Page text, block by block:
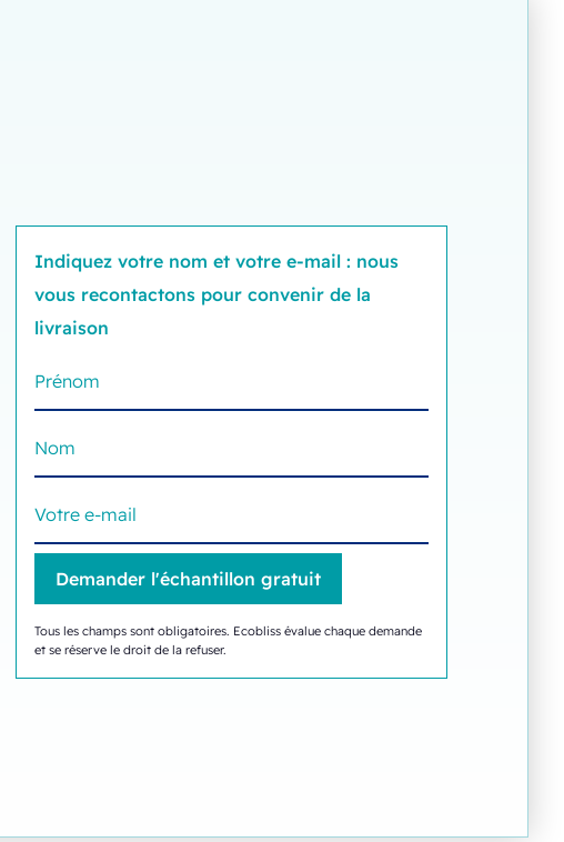
Indiquez votre nom et votre e-mail : nous
vous recontactons pour convenir de la
livraison
Tous les champs sont obligatoires. Ecobliss évalue chaque demande
et se réserve le droit de la refuser.